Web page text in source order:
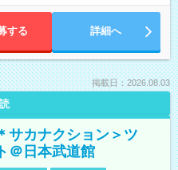
する 詳細へ
掲載日：2026.08.03
サカナクション＞ツ
＠日本武道館